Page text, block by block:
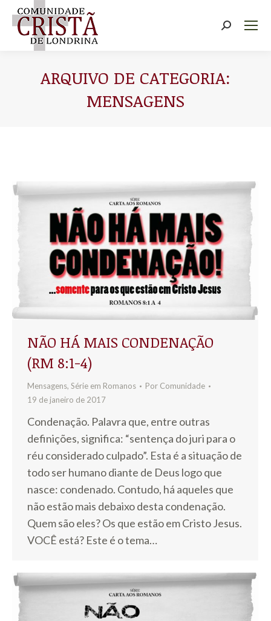
Buscar
ARQUIVO DE CATEGORIA:
MENSAGENS
NÃO HÁ MAIS CONDENAÇÃO
(RM 8:1-4)
Mensagens, Série em Romanos Por Comunidade
19 de janeiro de 2017
Condenação. Palavra que, entre outras
definições, significa: “sentença do juri para o
réu considerado culpado”. Esta é a situação de
todo ser humano diante de Deus logo que
nasce: condenado. Contudo, há aqueles que
não estão mais debaixo desta condenação.
Quem são eles? Os que estão em Cristo Jesus.
VOCÊ está? Este é o tema…